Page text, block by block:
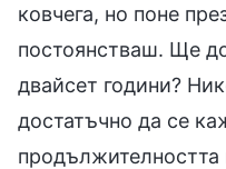
ковчега, но поне
постоянстваш. Ще
двайсет години?
достатъчно да се
продължителността